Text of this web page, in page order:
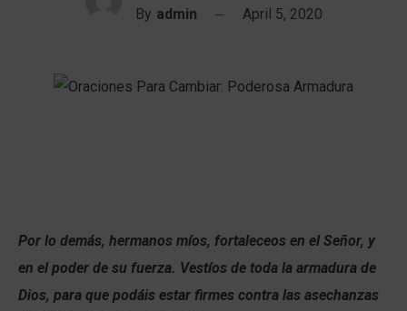
By admin April 5, 2020
Por lo demás, hermanos míos, fortaleceos en el Señor, y
en el poder de su fuerza. Vestíos de toda la armadura de
Dios, para que podáis estar firmes contra las asechanzas